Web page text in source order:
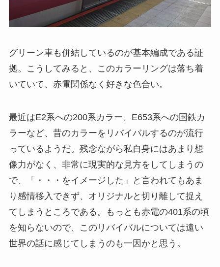
グリーン車も併結しているのが基本編成である証
拠。こうしてみると、このカラーリングは落ち着
いていて、赤電関係なく好きな色合い。
最近はE2系への200系カラー、E653系への国鉄カ
ラーなど、昔のカラーをリバイバルするのが流行
っているようだ。残念ながら私自身にはあまり想
像力がなく、非常に現実的な見方をしてしまうの
で、「・・・をイメージした」と言われてもあま
り感情移入できず、オリジナルと切り離して捉え
てしまうところである。もっとも赤電の401系の頃
を知らないので、このリバイバルについては遠い
世界の話に感じてしまうのも一因かと思う。